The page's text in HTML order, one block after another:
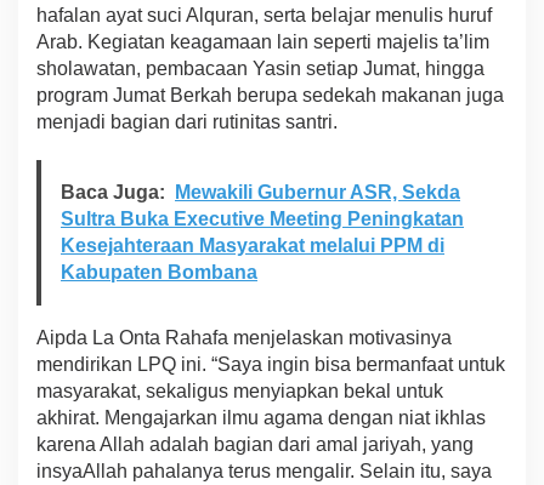
hafalan ayat suci Alquran, serta belajar menulis huruf
Arab. Kegiatan keagamaan lain seperti majelis ta’lim
sholawatan, pembacaan Yasin setiap Jumat, hingga
program Jumat Berkah berupa sedekah makanan juga
menjadi bagian dari rutinitas santri.
Baca Juga:
Mewakili Gubernur ASR, Sekda
Sultra Buka Executive Meeting Peningkatan
Kesejahteraan Masyarakat melalui PPM di
Kabupaten Bombana
Aipda La Onta Rahafa menjelaskan motivasinya
mendirikan LPQ ini. “Saya ingin bisa bermanfaat untuk
masyarakat, sekaligus menyiapkan bekal untuk
akhirat. Mengajarkan ilmu agama dengan niat ikhlas
karena Allah adalah bagian dari amal jariyah, yang
insyaAllah pahalanya terus mengalir. Selain itu, saya